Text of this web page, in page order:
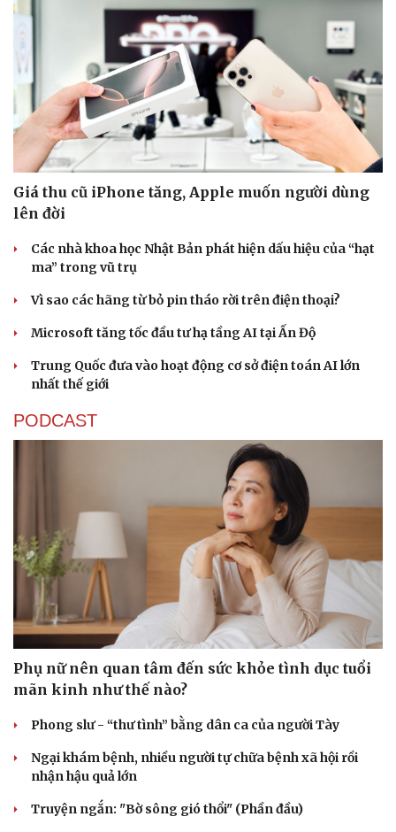
Làm đẹp - giảm cân
Phòng mạch online
Ăn sạch sống khỏe
Giá thu cũ iPhone tăng, Apple muốn người dùng
lên đời
Các nhà khoa học Nhật Bản phát hiện dấu hiệu của “hạt
ma” trong vũ trụ
Vì sao các hãng từ bỏ pin tháo rời trên điện thoại?
Microsoft tăng tốc đầu tư hạ tầng AI tại Ấn Độ
Trung Quốc đưa vào hoạt động cơ sở điện toán AI lớn
nhất thế giới
PODCAST
Phụ nữ nên quan tâm đến sức khỏe tình dục tuổi
mãn kinh như thế nào?
Phong slư - “thư tình” bằng dân ca của người Tày
Ngại khám bệnh, nhiều người tự chữa bệnh xã hội rồi
nhận hậu quả lớn
Truyện ngắn: "Bờ sông gió thổi" (Phần đầu)